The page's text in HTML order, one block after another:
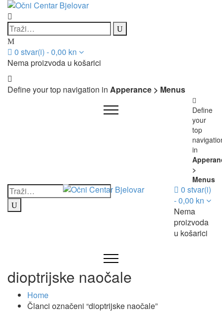
0 stvar(i) -0,00 kn
Nema proizvoda u košarici
Define your top navigation in Apperance > Menus
Define
your
top
in
>
Menus
0 stvar(i)
-0,00 kn
Nema
proizvoda
u košarici
dioptrijske naočale
Home
Članci označeni “dioptrijske naočale”